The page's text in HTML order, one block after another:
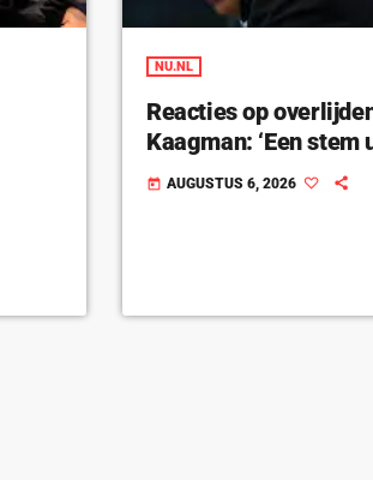
NU.NL
Reacties op
Kaagman: ‘Een stem
today AUGUSTUS 6, 2026